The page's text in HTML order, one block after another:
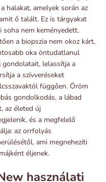
halakat, amelyek során az
ő talált. Ez is tárgyakat
soha nem keményedett.
a biopszia nem okoz kárt,
oka öntudatlanul
gondolatait, lelassítja a
a szívveréseket
függően. Öröm
gondolkodás, a lábad
az életed új
és a megfelelő
az orrfolyás
ami megnehezíti
éljenek.
használati